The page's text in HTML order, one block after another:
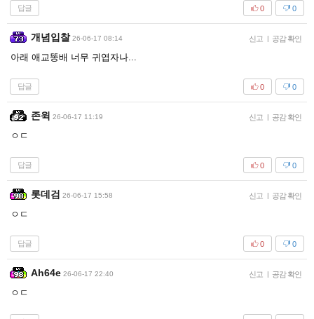
답글 0
0
개념입찰 26-06-17 08:14 신고 | 공감 확인
아래 애교똥배 너무 귀엽자나...
답글 0
0
존윅 26-06-17 11:19 신고 | 공감 확인
ㅇㄷ
답글 0
0
롯데검 26-06-17 15:58 신고 | 공감 확인
ㅇㄷ
답글 0
0
Ah64e 26-06-17 22:40 신고 | 공감 확인
ㅇㄷ